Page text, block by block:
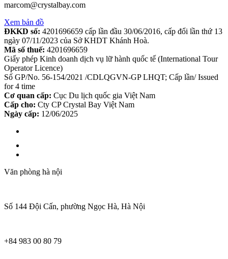
marcom@crystalbay.com
Xem bản đồ
ĐKKD số: 4201696659 cấp lần đầu 30/06/2016, cấp đổi lần thứ 13
ngày 07/11/2023 của Sở KHDT Khánh Hoà.
Mã số thuế: 4201696659
Giấy phép Kinh doanh dịch vụ lữ hành quốc tế (International Tour
Operator Licence)
Số GP/No. 56-154/2021 /CDLQGVN-GP LHQT; Cấp lần/ Issued
for 4 time
Cơ quan cấp: Cục Du lịch quốc gia Việt Nam
Cấp cho: Cty CP Crystal Bay Việt Nam
Ngày cấp: 12/06/2025
Văn phòng hà nội
Số 144 Đội Cấn, phường Ngọc Hà, Hà Nội
+84 983 00 80 79